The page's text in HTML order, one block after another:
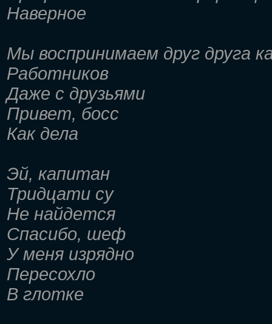
Наверное
Мы воспринимаем друг друга
Работников
Даже с друзьями
Привет, босс
Как дела
Эй, капитан
Тридцати су
Не найдется
Спасибо, шеф
У меня изрядно
Пересохло
В глотке